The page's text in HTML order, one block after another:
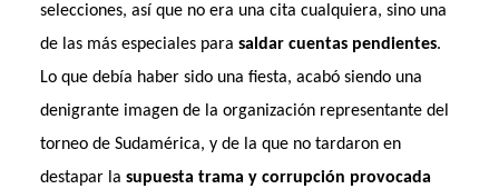
selecciones, así que no era una cita cualquiera, sino una
de las más especiales para saldar cuentas pendientes.
Lo que debía haber sido una fiesta, acabó siendo una
denigrante imagen de la organización representante del
torneo de Sudamérica, y de la que no tardaron en
destapar la supuesta trama y corrupción provocada